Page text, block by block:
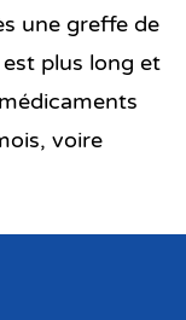
une greffe de
plus long et
voire